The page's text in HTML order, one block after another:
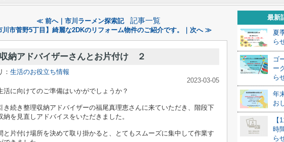
≪ 前へ｜市川ラーメン探索記 記事一覧
川市菅野5丁目】綺麗な2DKのリフォーム物件のご紹介です。｜次へ ≫
納アドバイザーさんとお片付け ２
： 生活のお役立ち情報
2023-03-05
活に向けてのご準備はいかがでしょうか？
き続き整理収納アドバイザーの福尾真理恵さんに来ていただき、 階段下
納を見直しアドバイスをいただきました。
と片付け場所を決めて取 り掛かると、とてもスムーズに集中して作業す
最新
夏
ら
ゴ
ー
ら
年
お
【
時
ら